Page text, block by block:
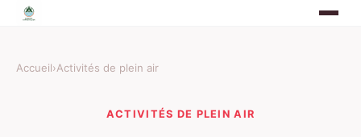
Accueil›Activités de plein air
ACTIVITÉS DE PLEIN AIR